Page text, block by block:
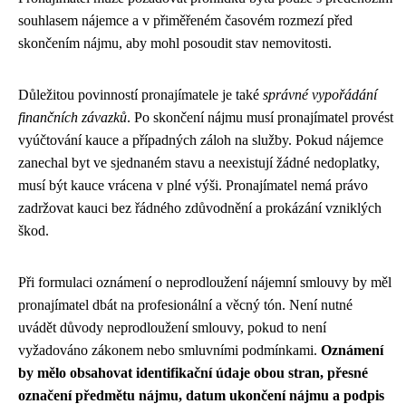
souhlasem nájemce a v přiměřeném časovém rozmezí před
skončením nájmu, aby mohl posoudit stav nemovitosti.
Důležitou povinností pronajímatele je také správné vypořádání
finančních závazků. Po skončení nájmu musí pronajímatel provést
vyúčtování kauce a případných záloh na služby. Pokud nájemce
zanechal byt ve sjednaném stavu a neexistují žádné nedoplatky,
musí být kauce vrácena v plné výši. Pronajímatel nemá právo
zadržovat kauci bez řádného zdůvodnění a prokázání vzniklých
škod.
Při formulaci oznámení o neprodloužení nájemní smlouvy by měl
pronajímatel dbát na profesionální a věcný tón. Není nutné
uvádět důvody neprodloužení smlouvy, pokud to není
vyžadováno zákonem nebo smluvními podmínkami. Oznámení
by mělo obsahovat identifikační údaje obou stran, přesné
označení předmětu nájmu, datum ukončení nájmu a podpis